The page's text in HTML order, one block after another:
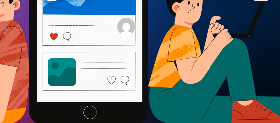
aya
4 دقائق